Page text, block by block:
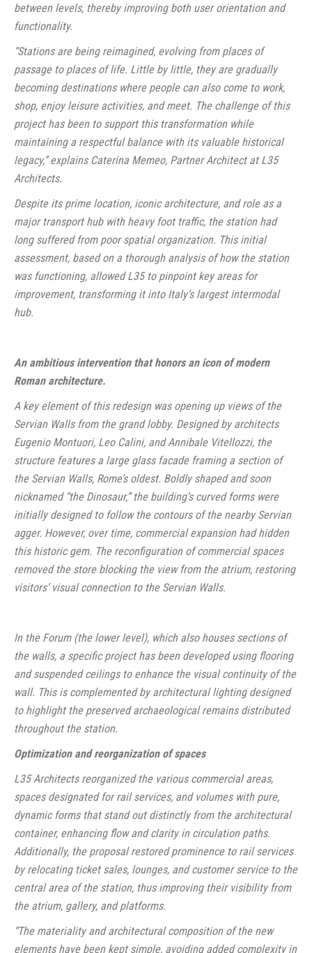
between levels, thereby improving both user orientation and
functionality.
“Stations are being reimagined, evolving from places of
passage to places of life. Little by little, they are gradually
becoming destinations where people can also come to work,
shop, enjoy leisure activities, and meet. The challenge of this
project has been to support this transformation while
maintaining a respectful balance with its valuable historical
legacy,” explains Caterina Memeo, Partner Architect at L35
Architects.
Despite its prime location, iconic architecture, and role as a
major transport hub with heavy foot traffic, the station had
long suffered from poor spatial organization. This initial
assessment, based on a thorough analysis of how the station
was functioning, allowed L35 to pinpoint key areas for
improvement, transforming it into Italy’s largest intermodal
hub.
An ambitious intervention that honors an icon of modern
Roman architecture.
A key element of this redesign was opening up views of the
Servian Walls from the grand lobby. Designed by architects
Eugenio Montuori, Leo Calini, and Annibale Vitellozzi, the
structure features a large glass facade framing a section of
the Servian Walls, Rome’s oldest. Boldly shaped and soon
nicknamed “the Dinosaur,” the building’s curved forms were
initially designed to follow the contours of the nearby Servian
agger. However, over time, commercial expansion had hidden
this historic gem. The reconfiguration of commercial spaces
removed the store blocking the view from the atrium, restoring
visitors’ visual connection to the Servian Walls.
In the Forum (the lower level), which also houses sections of
the walls, a specific project has been developed using flooring
and suspended ceilings to enhance the visual continuity of the
wall. This is complemented by architectural lighting designed
to highlight the preserved archaeological remains distributed
throughout the station.
Optimization and reorganization of spaces
L35 Architects reorganized the various commercial areas,
spaces designated for rail services, and volumes with pure,
dynamic forms that stand out distinctly from the architectural
container, enhancing flow and clarity in circulation paths.
Additionally, the proposal restored prominence to rail services
by relocating ticket sales, lounges, and customer service to the
central area of the station, thus improving their visibility from
the atrium, gallery, and platforms.
“The materiality and architectural composition of the new
elements have been kept simple, avoiding added complexity in